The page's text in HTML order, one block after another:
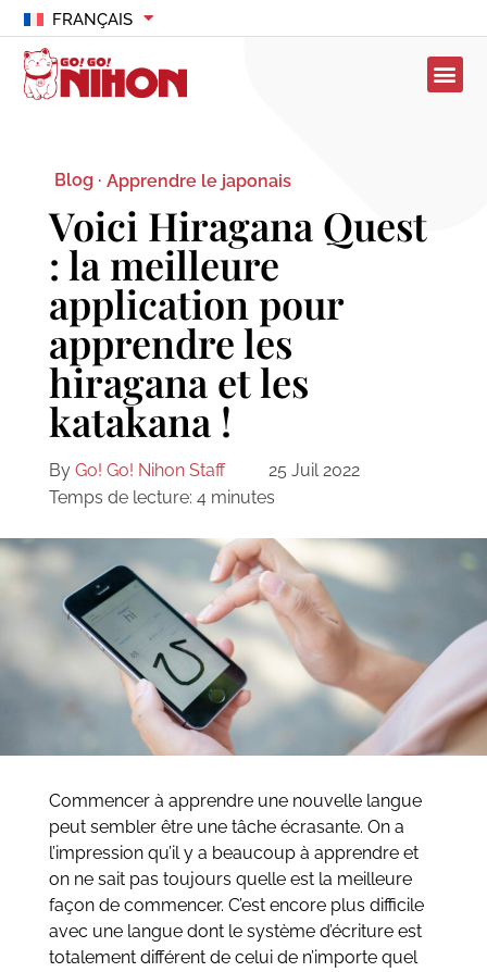
FRANÇAIS
Blog · Apprendre le japonais
Voici Hiragana Quest
: la meilleure
application pour
apprendre les
hiragana et les
katakana !
By Go! Go! Nihon Staff
25 Juil 2022
Temps de lecture: 4 minutes
Commencer à apprendre une nouvelle langue
peut sembler être une tâche écrasante. On a
l’impression qu’il y a beaucoup à apprendre et
on ne sait pas toujours quelle est la meilleure
façon de commencer. C’est encore plus difficile
avec une langue dont le système d’écriture est
totalement différent de celui de n’importe quel